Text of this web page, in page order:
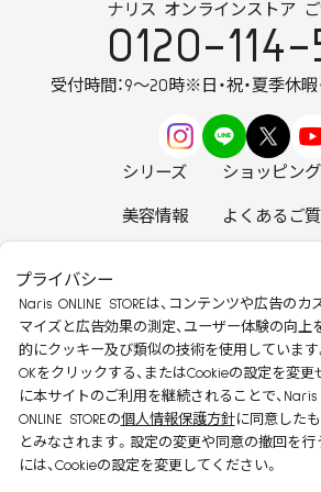
ナリス オンラインストア ご
0120-114-
受付時間：9～20時※日・祝・夏季休
シリーズ ショッピン
美容情報 よくあるご
安心して安全にご使用いただ
特定商取引法に基づく表記
個人情報保護方針
会員
Copyright 2022 Naris
プライバシー
Naris ONLINE STOREは、コンテンツや広告のカ
マイズと広告効果の測定、ユーザー体験の向上
的にクッキー及び類似の技術を使用しています
OKをクリックする、またはCookieの設定を変更
に本サイトのご利用を継続されることで、Naris
ONLINE STOREの個人情報保護方針に同意した
とみなされます。設定の変更や同意の撤回を行
には、Cookieの設定を変更してください。